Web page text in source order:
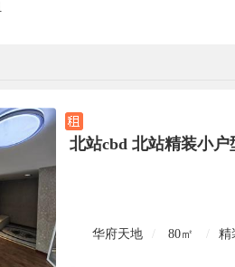
北站cbd 北站精装小
华府天地 / 80㎡ / 精